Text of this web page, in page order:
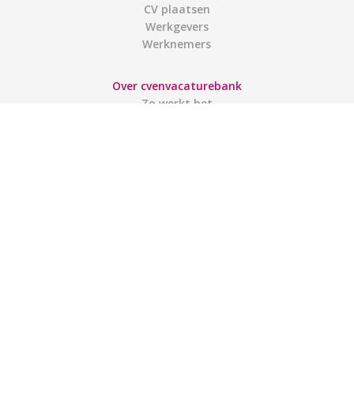
CV plaatsen
Werkgevers
Werknemers
Over cvenvacaturebank
Zo werkt het